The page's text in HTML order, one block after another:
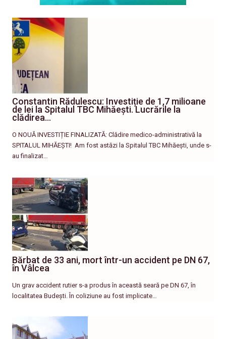
Constantin Rădulescu: Investiție de 1,7 milioane
de lei la Spitalul TBC Mihăești. Lucrările la
clădirea…
O NOUĂ INVESTIȚIE FINALIZATĂ: Clădire medico-administrativă la
SPITALUL MIHĂEȘTI! ​ Am fost astăzi la Spitalul TBC Mihăești, unde s-
au finalizat…
Bărbat de 33 ani, mort într-un accident pe DN 67,
în Vâlcea
Un grav accident rutier s-a produs în această seară pe DN 67, în
localitatea Budești. În coliziune au fost implicate…